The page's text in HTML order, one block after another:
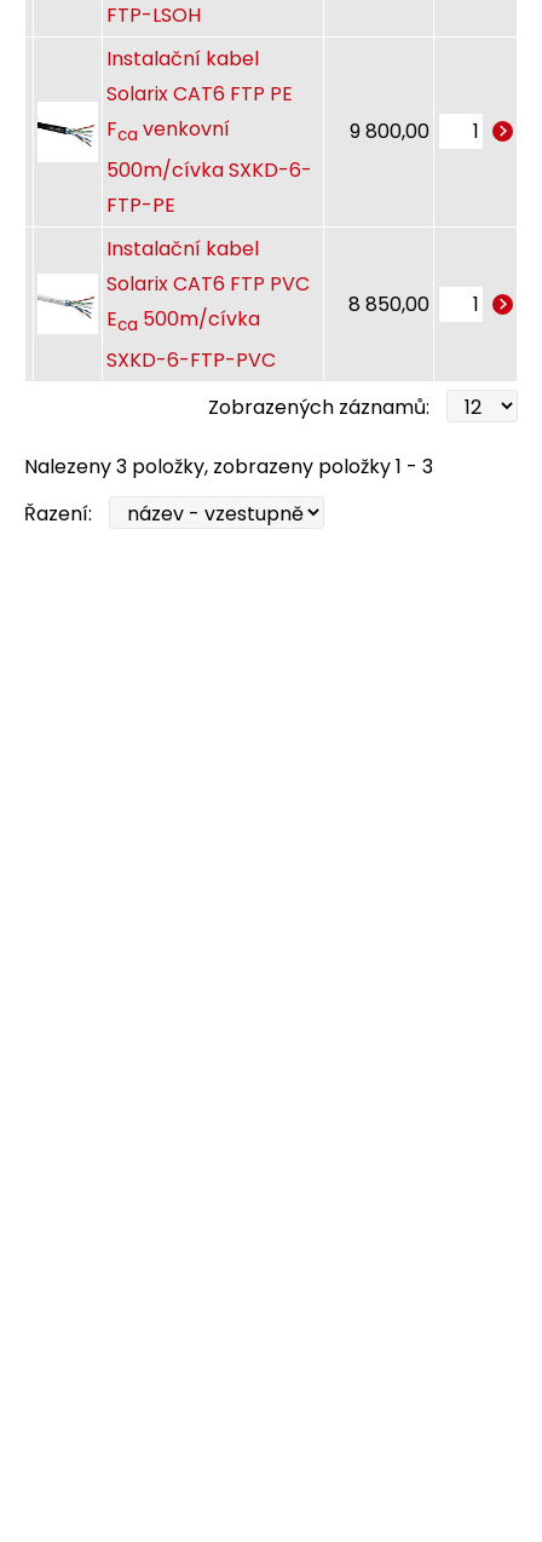
FTP-LSOH
Instalační kabel
Solarix CAT6 FTP PE
Fca venkovní
500m/cívka SXKD-6-
FTP-PE
9 800,00
Instalační kabel
Solarix CAT6 FTP PVC
Eca 500m/cívka
SXKD-6-FTP-PVC
8 850,00
Zobrazených záznamů:
Nalezeny 3 položky, zobrazeny položky 1 - 3
Řazení: